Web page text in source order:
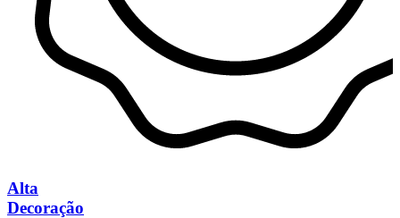
Alta
Decoração